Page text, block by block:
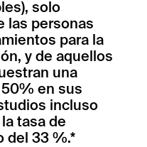
solo
las personas
para la
y de aquellos
una
en sus
incluso
tasa de
del 33 %.*